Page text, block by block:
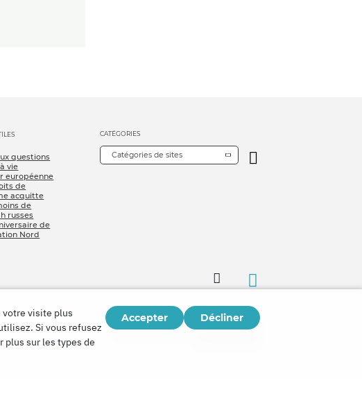
questions
vie
européenne
de
acquitte
de
russes
de
Nord
CATÉGORIES
Catégories de sites
Copyright © 2026
votre visite plus
Si vous refusez
plus sur les types de
Accepter Décliner